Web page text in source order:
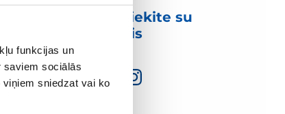
funkcijas un
saviem sociālās
sniedzat vai ko
Susisiekite su
mumis